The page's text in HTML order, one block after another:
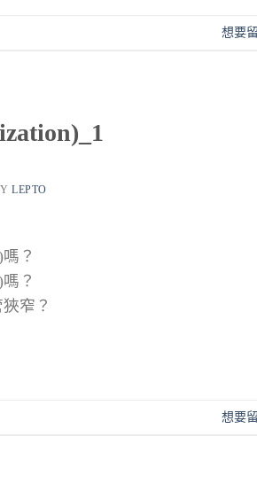
想要
LEPTO
？
？
窄？
想要